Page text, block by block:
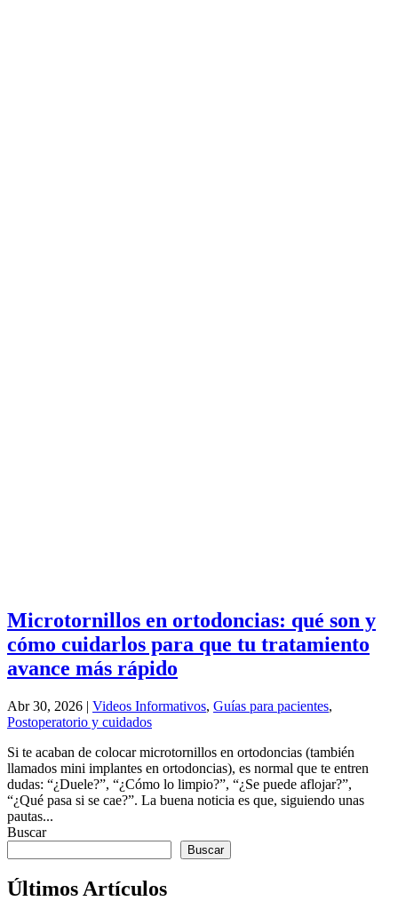
Microtornillos en ortodoncias: qué son y
cómo cuidarlos para que tu tratamiento
avance más rápido
Abr 30, 2026 | Videos Informativos, Guías para pacientes,
Postoperatorio y cuidados
Si te acaban de colocar microtornillos en ortodoncias (también
llamados mini implantes en ortodoncias), es normal que te entren
dudas: “¿Duele?”, “¿Cómo lo limpio?”, “¿Se puede aflojar?”,
“¿Qué pasa si se cae?”. La buena noticia es que, siguiendo unas
pautas...
Buscar
Buscar
Últimos Artículos